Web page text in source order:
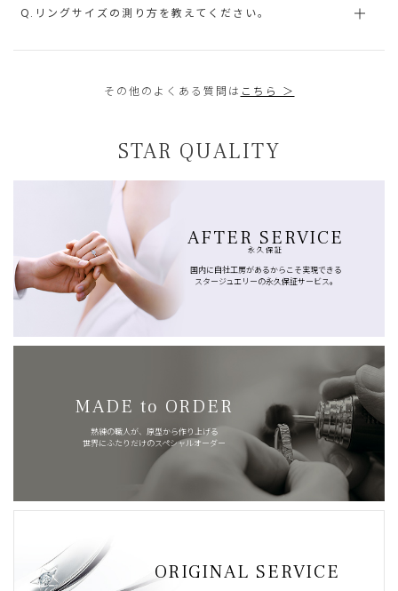
Q.リングサイズの測り方を教えてください。
その他のよくある質問は こちら ＞
STAR QUALITY
AFTER SERVICE
永久保証
国内に自社工房があるからこそ実現できる
スタージュエリーの永久保証サービス。
MADE to ORDER
熟練の職人が、原型から作り上げる
世界にふたりだけのスペシャルオーダー
ORIGINAL SERVICE